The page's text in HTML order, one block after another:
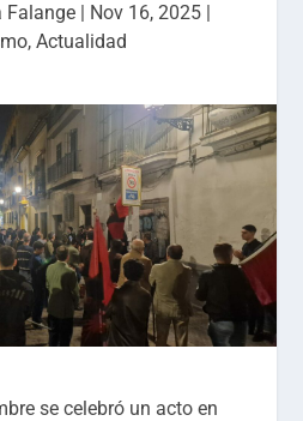
Falange | Nov 16, 2025 |
, Actualidad
se celebró un acto en